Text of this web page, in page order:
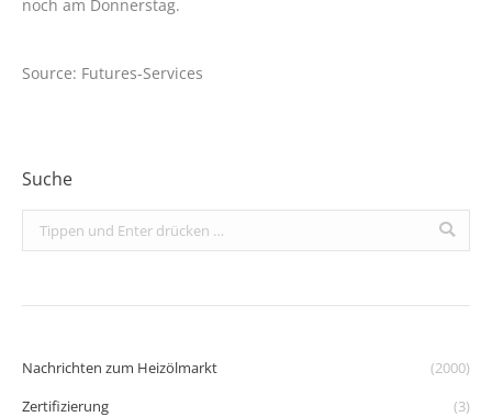
noch am Donnerstag.
Source: Futures-Services
Suche
Search:
Nachrichten zum Heizölmarkt
(2000)
Zertifizierung
(3)